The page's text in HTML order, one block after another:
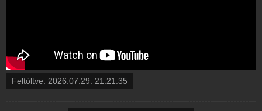
Feltöltve: 2026.07.29. 21:21:35